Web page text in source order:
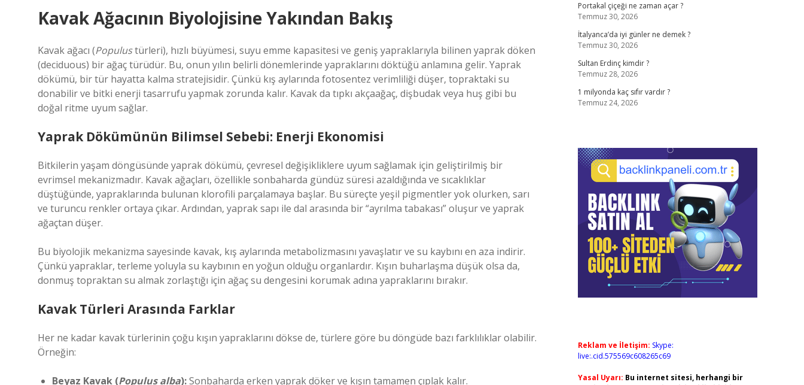
Kavak Ağacının Biyolojisine Yakından Bakış
Kavak ağacı (Populustürleri), hızlı büyümesi, suyu emme kapasitesi ve geniş yapraklarıyla bilinen yaprak döken
(deciduous) bir ağaç türüdür. Bu, onun yılın belirli dönemlerinde yapraklarını döktüğü anlamına gelir. Yaprak
dökümü, bir tür hayatta kalma stratejisidir. Çünkü kış aylarında fotosentez verimliliği düşer, topraktaki su
donabilir ve bitki enerji tasarrufu yapmak zorunda kalır. Kavak da tıpkı akçaağaç, dişbudak veya huş gibi bu
doğal ritme uyum sağlar.
Yaprak Dökümünün Bilimsel Sebebi: Enerji Ekonomisi
Bitkilerin yaşam döngüsünde yaprak dökümü, çevresel değişikliklere uyum sağlamak için geliştirilmiş bir
evrimsel mekanizmadır. Kavak ağaçları, özellikle sonbaharda gündüz süresi azaldığında ve sıcaklıklar
düştüğünde, yapraklarında bulunan klorofili parçalamaya başlar. Bu süreçte yeşil pigmentler yok olurken, sarı
ve turuncu renkler ortaya çıkar. Ardından, yaprak sapı ile dal arasında bir “ayrılma tabakası” oluşur ve yaprak
ağaçtan düşer.
Bu biyolojik mekanizma sayesinde kavak, kış aylarında metabolizmasını yavaşlatır ve su kaybını en aza indirir.
Çünkü yapraklar, terleme yoluyla su kaybının en yoğun olduğu organlardır. Kışın buharlaşma düşük olsa da,
donmuş topraktan su almak zorlaştığı için ağaç su dengesini korumak adına yapraklarını bırakır.
Kavak Türleri Arasında Farklar
Her ne kadar kavak türlerinin çoğu kışın yapraklarını dökse de, türlere göre bu döngüde bazı farklılıklar olabilir.
Örneğin:
Beyaz Kavak (Populus alba):Sonbaharda erken yaprak döker ve kışın tamamen çıplak kalır.
Portakal çiçeği ne zaman açar ?
Temmuz 30, 2026
İtalyanca’da iyi günler ne demek ?
Temmuz 30, 2026
Sultan Erdinç kimdir ?
Temmuz 28, 2026
1 milyonda kaç sıfır vardır ?
Temmuz 24, 2026
Reklam ve İletişim: Skype:
live:.cid.575569c608265c69
Yasal Uyarı: Bu internet sitesi, herhangi bir